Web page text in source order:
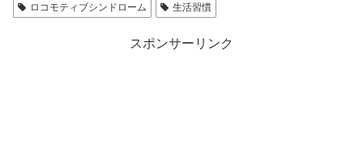
ロコモティブシンドローム
生活習慣
スポンサーリンク